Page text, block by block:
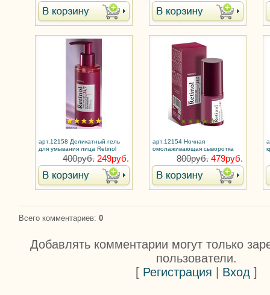
арт.12158 Деликатный гель
для умывания лица Retinol
400руб. 249руб.
арт.12154 Ночная
омолаживающая сыворотка
для лица Retinol 24/7
800руб. 479руб.
Всего комментариев: 0
Добавлять комментарии могут только
пользователи.
[ Регистрация Вход ]